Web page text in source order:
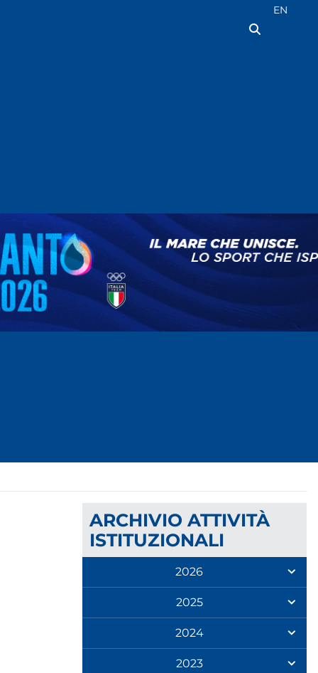
Seleziona
EN
ARCHIVIO ATTIVITÀ
ISTITUZIONALI
2026
2025
2024
2023